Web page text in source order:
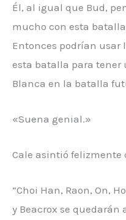
Él, al igual que Bud,
mucho con esta
Entonces podrían usar
esta batalla para tener
Blanca en la batalla
«Suena genial.»
Cale asintió felizmente
“Choi Han, Raon, On,
y Beacrox se quedarán